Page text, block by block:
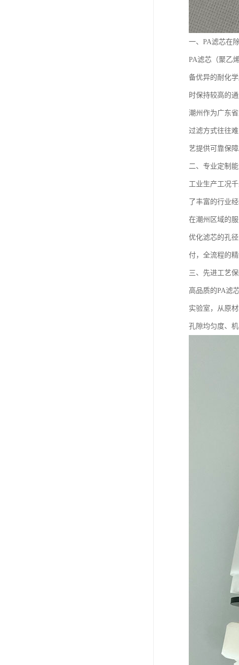
一、PA滤芯在
PA滤芯（聚乙
备优异的耐化
时保持较高的
潮州作为广东
过滤方式往往
艺提供可靠保障
二、专业定制
工业生产工况
了丰富的行业
在潮州区域的
优化滤芯的孔
付，全流程的
三、先进工艺
高品质的PA滤
实验室，从原
孔隙均匀度、